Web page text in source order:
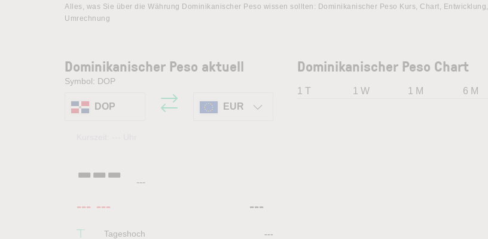
Alles, was Sie über die Währung Dominikanischer Peso wissen sollten: Dominikanischer Peso Kurs, Chart, Entwicklung,
Umrechnung
Dominikanischer Peso aktuell
Symbol: DOP
DOP EUR
--- ---
--- --- ---
Tageshoch ---
Dominikanischer Peso Chart
1 T 1 W 1 M 6 M